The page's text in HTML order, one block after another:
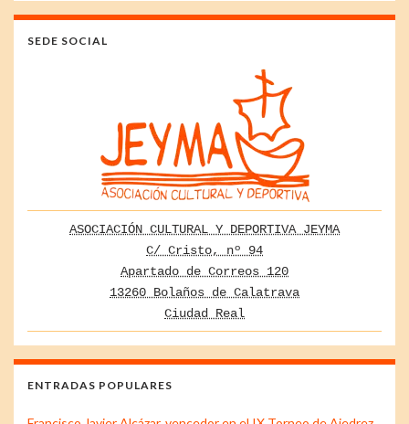
SEDE SOCIAL
ASOCIACIÓN CULTURAL Y DEPORTIVA JEYMA
C/ Cristo, nº 94
Apartado de Correos 120
13260 Bolaños de Calatrava
Ciudad Real
ENTRADAS POPULARES